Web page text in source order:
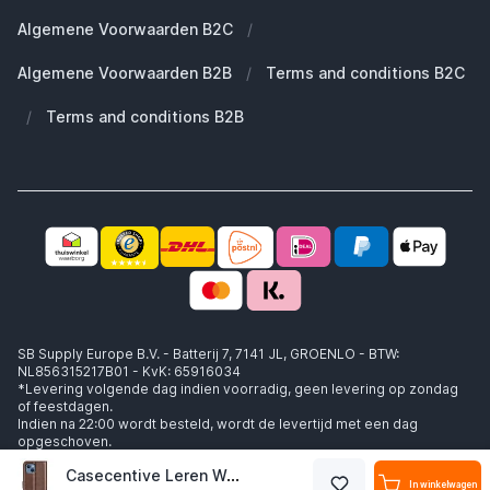
Casecentive Leren Wallet case met sluiting iPhone 14 donkerbruin In winkelwagen
Groot en uniek assortiment
400.000+ klanten geleverd
Welke MagSafe heb ik nodig?
Werken bij SB Supply
Working at SB Supply
Algemene Voorwaarden B2C /
Algemene Voorwaarden B2B / Terms and conditions B2C
/ Terms and conditions B2B
SB Supply Europe B.V. - Batterij 7, 7141 JL, GROENLO - BTW:
NL856315217B01 - KvK: 65916034
*Levering volgende dag indien voorradig, geen levering op zondag
of feestdagen.
Indien na 22:00 wordt besteld, wordt de levertijd met een dag
opgeschoven.